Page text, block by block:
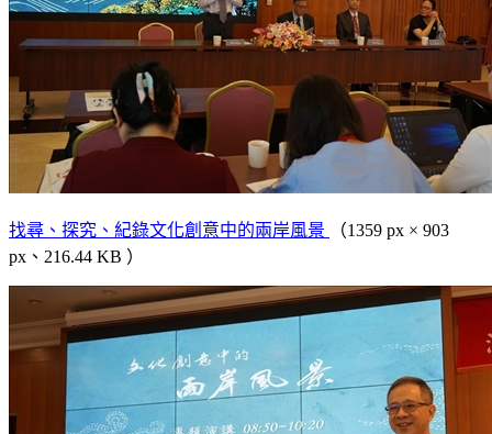
找尋、探究、紀錄文化創意中的兩岸風景
（1359 px × 903
px、216.44 KB ）